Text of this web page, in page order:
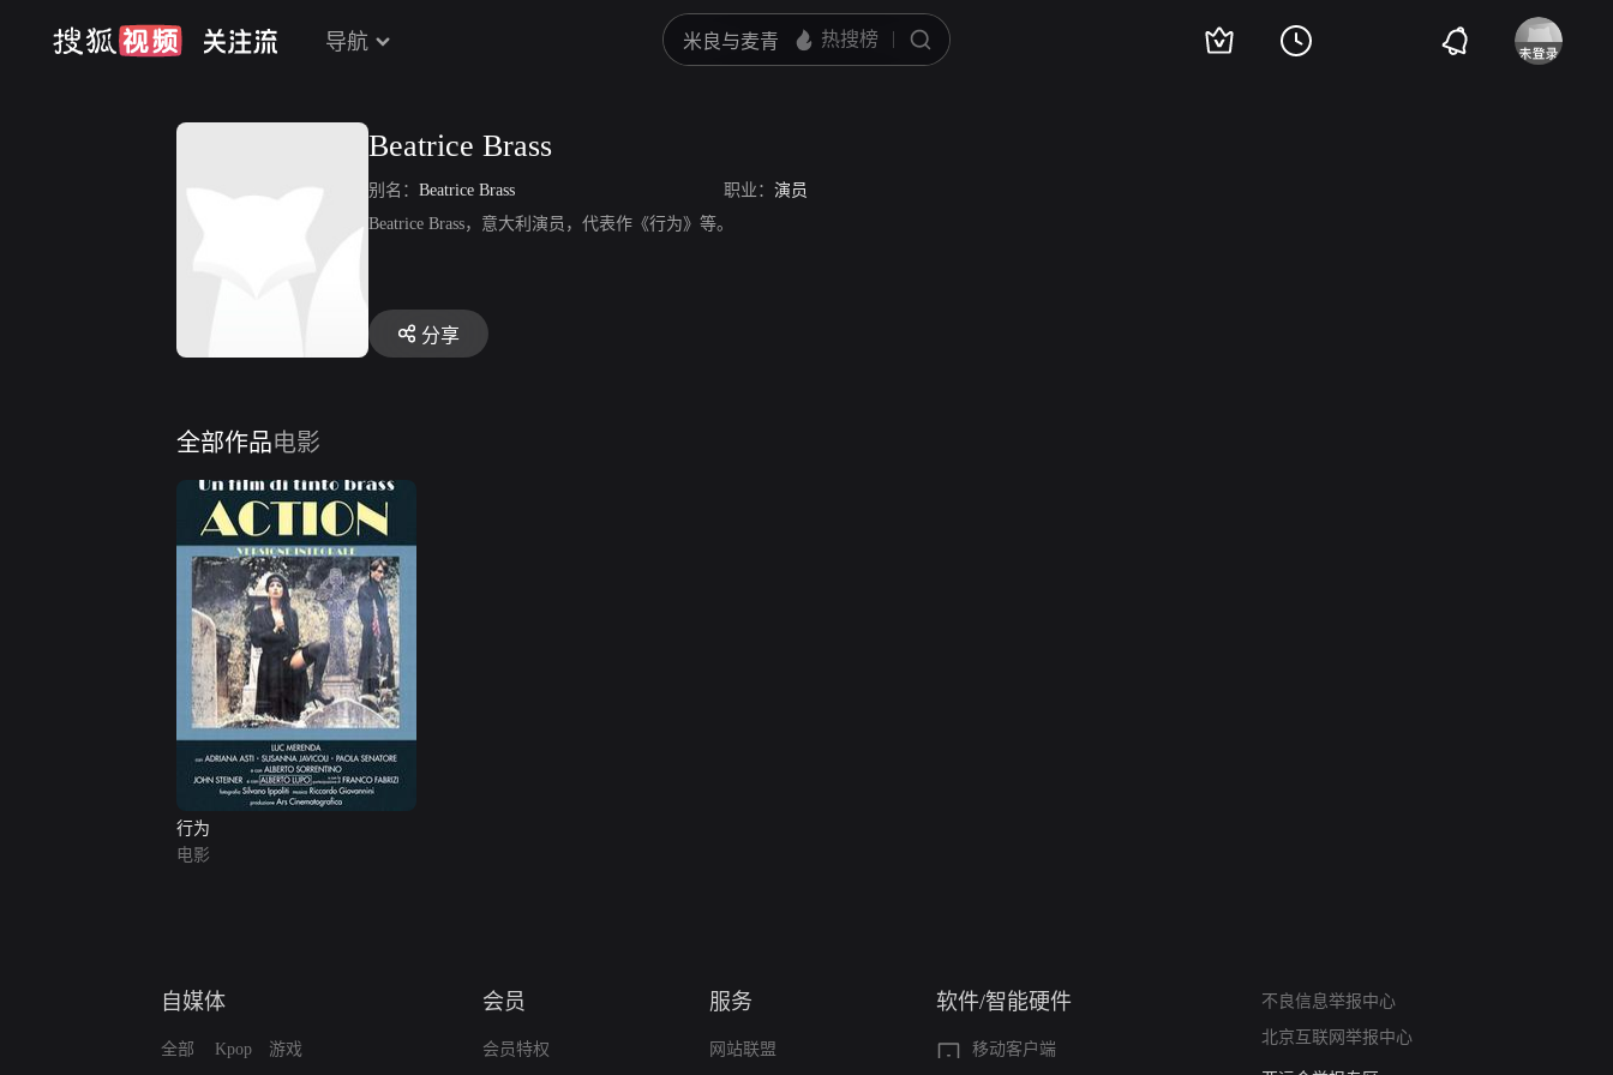
导航
Beatrice Brass
别名： Beatrice Brass 职业： 演员
Beatrice Brass，意大利演员，代表作《行为》等。
分享
全部作品电影
行为
电影
自媒体
全部 Kpop 游戏
会员
会员特权
服务
网站联盟
软件/智能硬件
移动客户端
不良信息举报中心
北京互联网举报中心
算法推荐专项举报